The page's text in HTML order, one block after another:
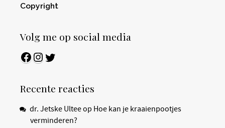
Copyright
Volg me op social media
Facebook
Instagram
Twitter
Recente reacties
dr. Jetske Ulteeop Hoe kan je kraaienpootjes
verminderen?